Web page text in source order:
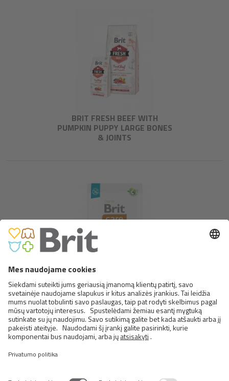
BRIT FRESH BEEF WITH
PUMPKIN PUPPY LARGE BONES
& JOINTS
BRIT CARE DOG GRAIN-FREE
SENIOR & LIGHT